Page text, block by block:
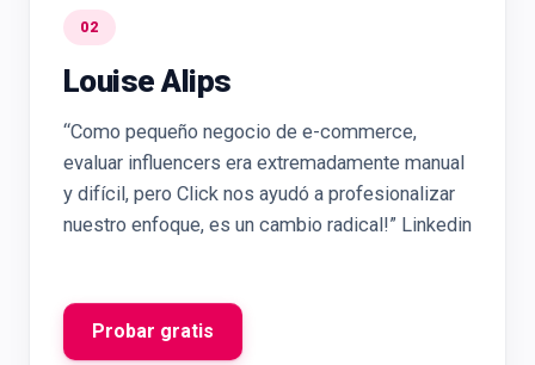
02
Louise Alips
“Como pequeño negocio de e-commerce,
evaluar influencers era extremadamente manual
y difícil, pero Click nos ayudó a profesionalizar
nuestro enfoque, es un cambio radical!” Linkedin
Probar gratis